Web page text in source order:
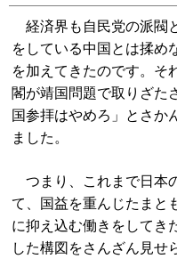
経済界も自民党の派閥
をしている中国とは揉め
を加えてきたのです。そ
閣が靖国問題で取りざた
国参拝はやめろ」とさか
ました。
つまり、これまで日本
て、国益を重んじたまと
に抑え込む働きをしてき
した構図をさんざん見せ